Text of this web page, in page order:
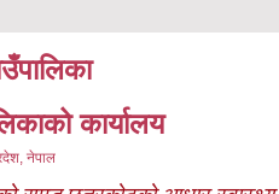
कार्यालय
नेपाल